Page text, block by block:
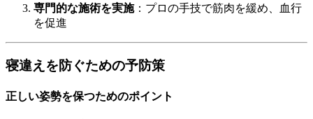
専門的な施術を実施：プロの手技で筋肉を緩め、血行
を促進
寝違えを防ぐための予防策
正しい姿勢を保つためのポイント